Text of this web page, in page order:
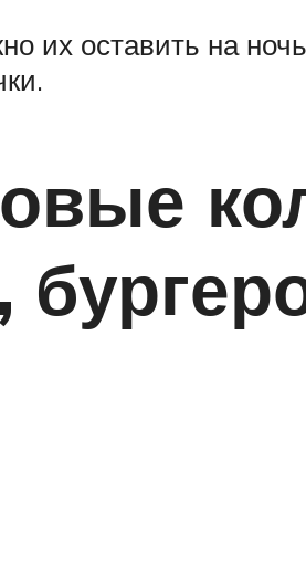
оставить на